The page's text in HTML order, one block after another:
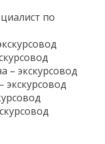
по
– экскурсовод
экскурсовод